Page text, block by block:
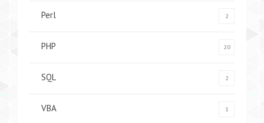
Perl 2
PHP 20
SQL 2
VBA 1